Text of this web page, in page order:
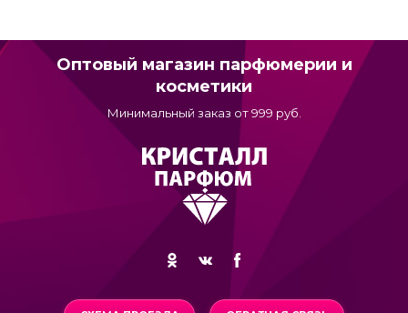
Оптовый магазин парфюмерии и
косметики
Минимальный заказ от 999 руб.